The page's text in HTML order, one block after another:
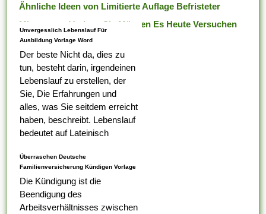
Ähnliche Ideen von Limitierte Auflage Befristeter
Mietvertrag Vorlage Sie Müssen Es Heute Versuchen
Unvergesslich Lebenslauf Für
Ausbildung Vorlage Word
Der beste Nicht da, dies zu
tun, besteht darin, irgendeinen
Lebenslauf zu erstellen, der
Sie, Die Erfahrungen und
alles, was Sie seitdem erreicht
haben, beschreibt. Lebenslauf
bedeutet auf Lateinisch
Tabelle darauf ist,...
Überraschen Deutsche
Familienversicherung Kündigen Vorlage
Die Kündigung ist die
Beendigung des
Arbeitsverhältnisses zwischen